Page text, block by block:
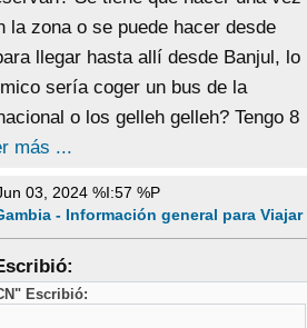
la zona o se puede hacer desde
llegar hasta allí desde Banjul, lo
sería coger un bus de la
o los gelleh gelleh? Tengo 8
más ...
03, 2024 %I:57 %P
- Información general para Viajar
Escribió: